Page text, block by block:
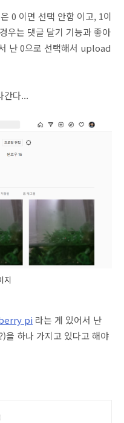
0 이면 선택 안함 이고, 1이
우는 댓글 달기 기능과 좋아
난 0으로 선택해서 upload
간다...
지
pi 라는 게 있어서 난
을 하나 가지고 있다고 해야